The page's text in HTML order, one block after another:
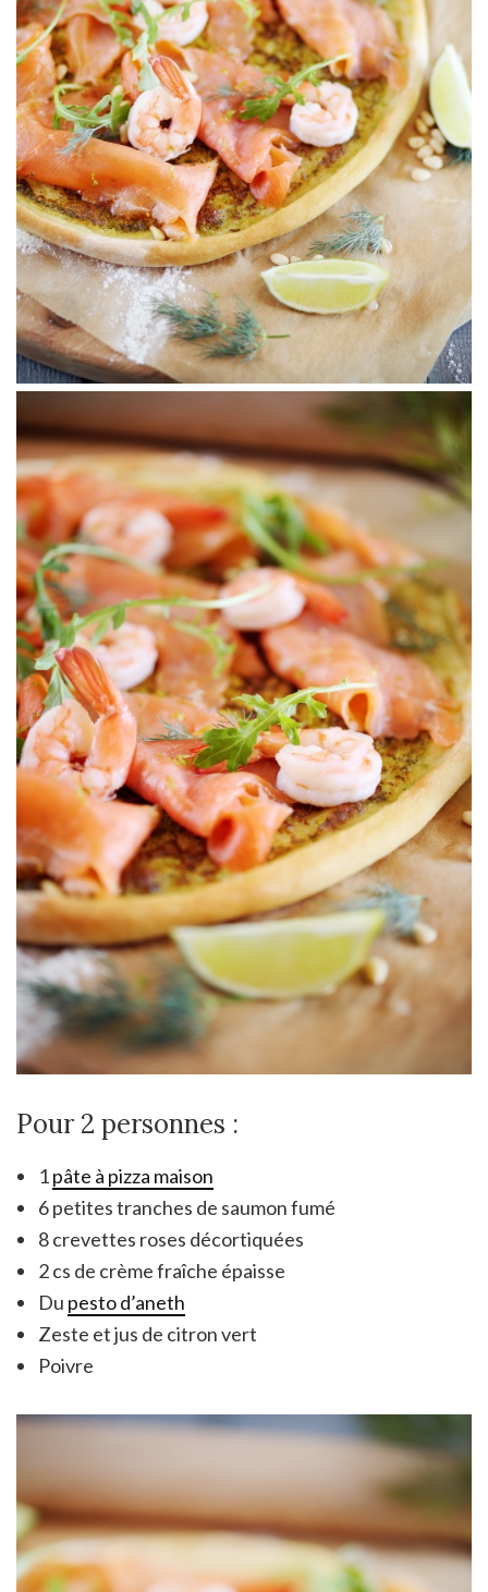
Pour 2 personnes :
1pâte à pizza maison
6 petites tranches de saumon fumé
8 crevettes roses décortiquées
2 cs de crème fraîche épaisse
Du pesto d’aneth
Zeste et jus de citron vert
Poivre